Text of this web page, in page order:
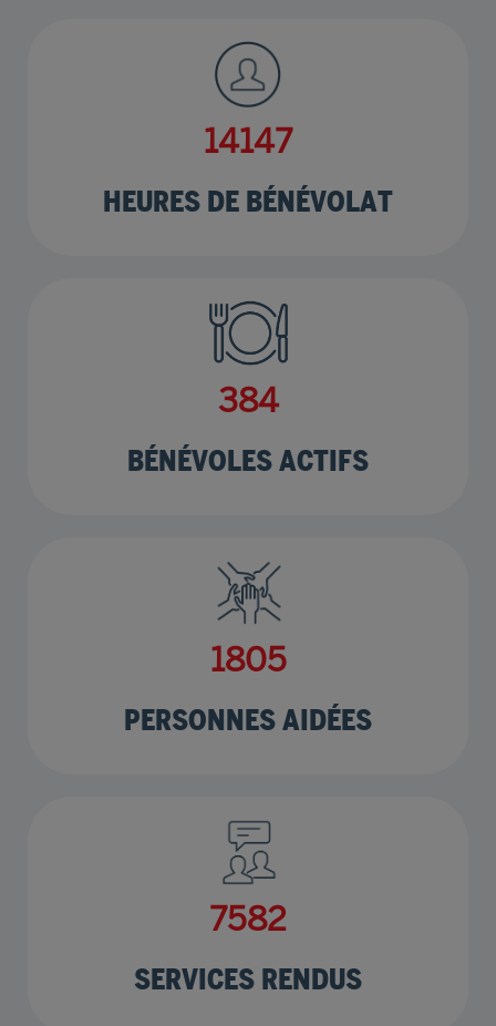
17102
HEURES DE BÉNÉVOLAT
465
BÉNÉVOLES ACTIFS
2183
PERSONNES AIDÉES
9166
SERVICES RENDUS